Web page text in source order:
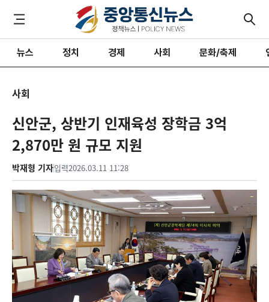
뉴스 정치 경제 사회 문화/축제
사회
신안군, 상반기 인재육성 장학금 3억
2,870만 원 규모 지원
박재형 기자입력2026.03.11 11:28